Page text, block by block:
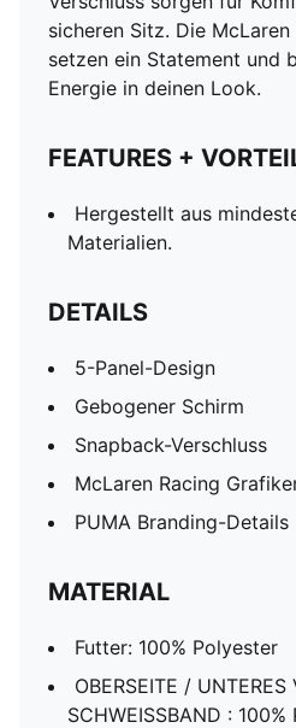
sicheren Sitz. Die
setzen ein Statement und
Energie in deinen Look.
FEATURES +
Hergestellt aus
Materialien.
DETAILS
5-Panel-Design
Gebogener Schirm
Snapback-Verschluss
McLaren Racing
PUMA Branding-Details
MATERIAL
Futter: 100% Polyester
OBERSEITE / UNTERES
SCHWEISSBAND :